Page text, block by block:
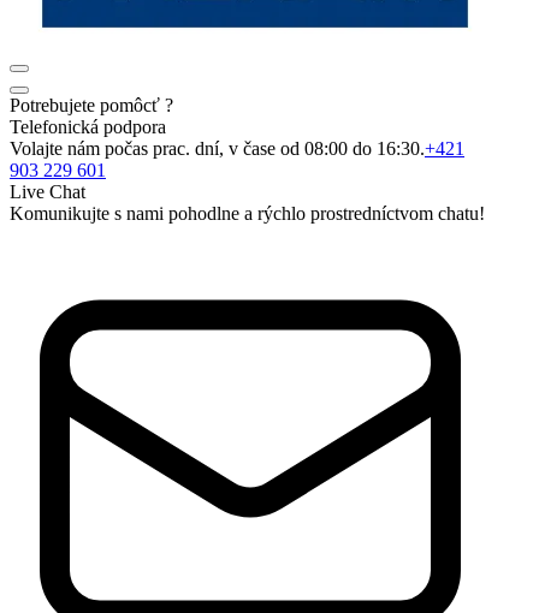
Potrebujete pomôcť ?
Telefonická podpora
Volajte nám počas prac. dní, v čase od 08:00 do 16:30.+421
903 229 601
Live Chat
Komunikujte s nami pohodlne a rýchlo prostredníctvom chatu!